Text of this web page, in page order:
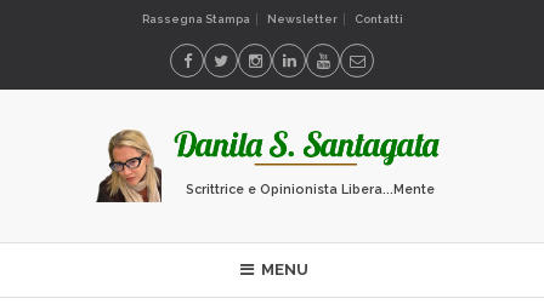
Rassegna Stampa Newsletter Contatti
Scrittrice e Opinionista Libera...Mente
MENU